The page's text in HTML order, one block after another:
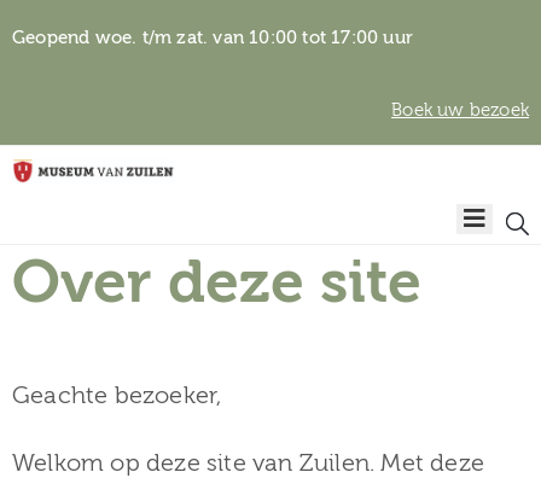
Geopend woe. t/m zat. van 10:00 tot 17:00 uur
Boek uw bezoek
Home
Plan
Over deze site
Geachte bezoeker,
Welkom op deze site van Zuilen. Met deze
Algemene
Auteursrechten